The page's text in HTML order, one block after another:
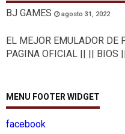
BJ GAMES agosto 31, 2022
EL MEJOR EMULADOR
PAGINA OFICIAL || || BIOS
MENU FOOTER WIDGET
facebook